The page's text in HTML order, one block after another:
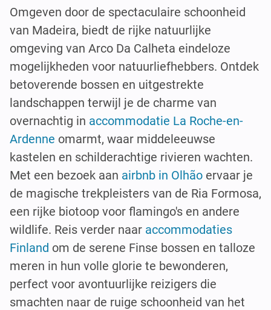
Omgeven door de spectaculaire schoonheid
van Madeira, biedt de rijke natuurlijke
omgeving van Arco Da Calheta eindeloze
mogelijkheden voor natuurliefhebbers. Ontdek
betoverende bossen en uitgestrekte
landschappen terwijl je de charme van
overnachtig in accommodatie La Roche-en-
Ardenne omarmt, waar middeleeuwse
kastelen en schilderachtige rivieren wachten.
Met een bezoek aan airbnb in Olhão ervaar je
de magische trekpleisters van de Ria Formosa,
een rijke biotoop voor flamingo's en andere
wildlife. Reis verder naar accommodaties
Finland om de serene Finse bossen en talloze
meren in hun volle glorie te bewonderen,
perfect voor avontuurlijke reizigers die
smachten naar de ruige schoonheid van het